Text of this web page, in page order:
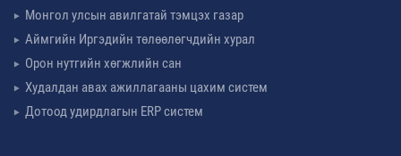
Монгол улсын авилгатай тэмцэх газар
Аймгийн Иргэдийн төлөөлөгчдийн хурал
Орон нутгийн хөгжлийн сан
Худалдан авах ажиллагааны цахим систем
Дотоод удирдлагын ERP систем